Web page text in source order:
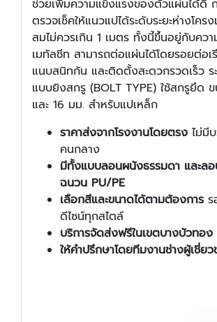
ช่วยเพิ่มความแข็งแรงของตัวแผ่นได้ดี
ตรวจเช็คให้แนวแปได้ระดับระยะห่างโครง
สมไม่ควรเกิน 1 เมตร ทั้งนี้ขึ้นอยู่กับคว
เมทัลชีท สามารถต่อแผ่นได้โดยรอยต่อ
แนบสนิทกัน และติดตั้งสะดวกรวดเร็ว
แบบยิงสกรู (BOLT TYPE) ใช้สกรูยึด
และ 16 มม. สำหรับแปเหล็ก
ราคาส่งจากโรงงานโดยตรง ไม่มี
คนกลาง
มีทั้งแบบลอนผนังธรรมดา และล
ฉนวน PU/PE
เลือกสีและขนาดได้ตามต้องการ
ดีไซน์ทุกสไตล์
บริการจัดส่งฟรีในเขตบางบัวทอ
ให้คำปรึกษาโดยทีมงานช่างผู้เชี่ย